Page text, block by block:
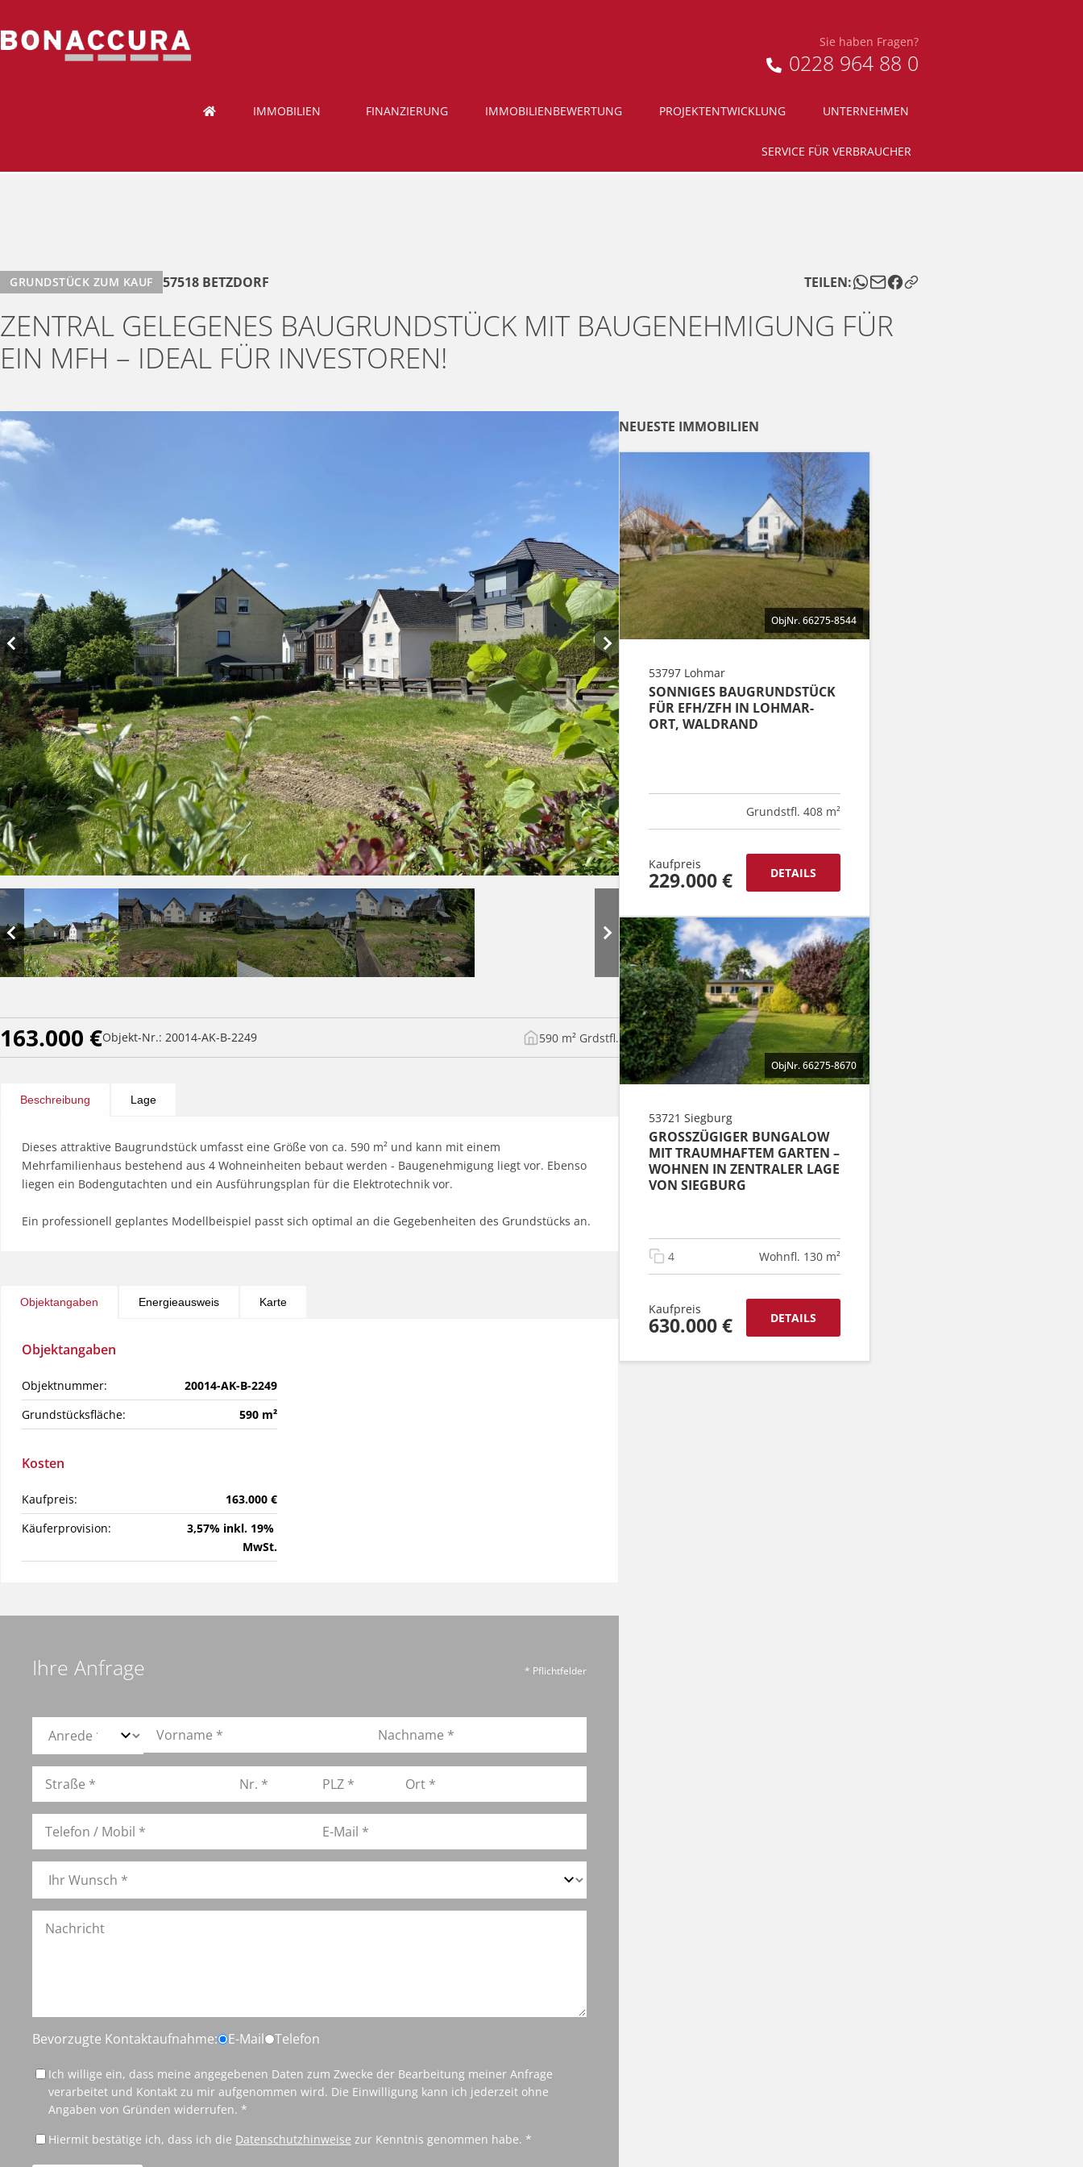
Sie haben Fragen?
0228 964 88 0
IMMOBILIEN FINANZIERUNG IMMOBILIENBEWERTUNG PROJEKTENTWICKLUNG UNTERNEHMEN
SERVICE FÜR VERBRAUCHER
GRUNDSTÜCK ZUM KAUF 57518 BETZDORF TEILEN:
ZENTRAL GELEGENES BAUGRUNDSTÜCK MIT BAUGENEHMIGUNG FÜR
EIN MFH – IDEAL FÜR INVESTOREN!
163.000 €Objekt-Nr.: 20014-AK-B-2249 590 m² Grdstfl.
Beschreibung Lage
Dieses attraktive Baugrundstück umfasst eine Größe von ca. 590 m² und kann mit einem
Mehrfamilienhaus bestehend aus 4 Wohneinheiten bebaut werden - Baugenehmigung liegt vor. Ebenso
liegen ein Bodengutachten und ein Ausführungsplan für die Elektrotechnik vor.
Ein professionell geplantes Modellbeispiel passt sich optimal an die Gegebenheiten des Grundstücks an.
Objektangaben Energieausweis Karte
Objektangaben
Objektnummer:
20014-AK-B-2249
Grundstücksfläche:
590 m²
Kosten
Kaufpreis:
163.000 €
Käuferprovision:
3,57% inkl. 19%
MwSt.
Ihre Anfrage * Pflichtfelder
Bevorzugte Kontaktaufnahme: E-Mail Telefon
Ich willige ein, dass meine angegebenen Daten zum Zwecke der Bearbeitung meiner Anfrage
verarbeitet und Kontakt zu mir aufgenommen wird. Die Einwilligung kann ich jederzeit ohne
Angaben von Gründen widerrufen. *
Hiermit bestätige ich, dass ich die Datenschutzhinweise zur Kenntnis genommen habe. *
NEUESTE IMMOBILIEN
ObjNr. 66275-8544
53797 Lohmar
SONNIGES BAUGRUNDSTÜCK
FÜR EFH/ZFH IN LOHMAR-
ORT, WALDRAND
Grundstfl. 408 m²
Kaufpreis
229.000 € DETAILS
ObjNr. 66275-8670
53721 Siegburg
GROSSZÜGIGER BUNGALOW M
IT TRAUMHAFTEM GARTEN – W
OHNEN IN ZENTRALER LAGE V
ON SIEGBURG
4 Wohnfl. 130 m²
Kaufpreis
630.000 € DETAILS